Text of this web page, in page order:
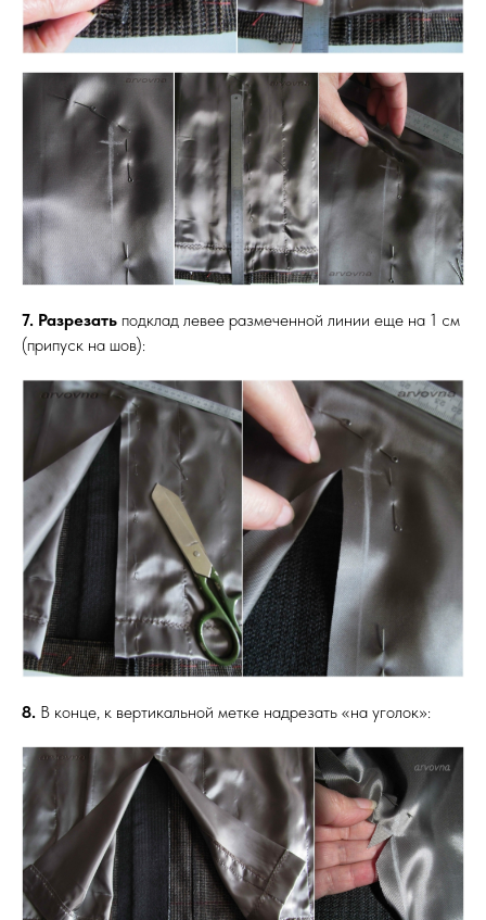
7. Разрезать подклад левее размеченной линии еще на 1 см
(припуск на шов):
8. В конце, к вертикальной метке надрезать «на уголок»: